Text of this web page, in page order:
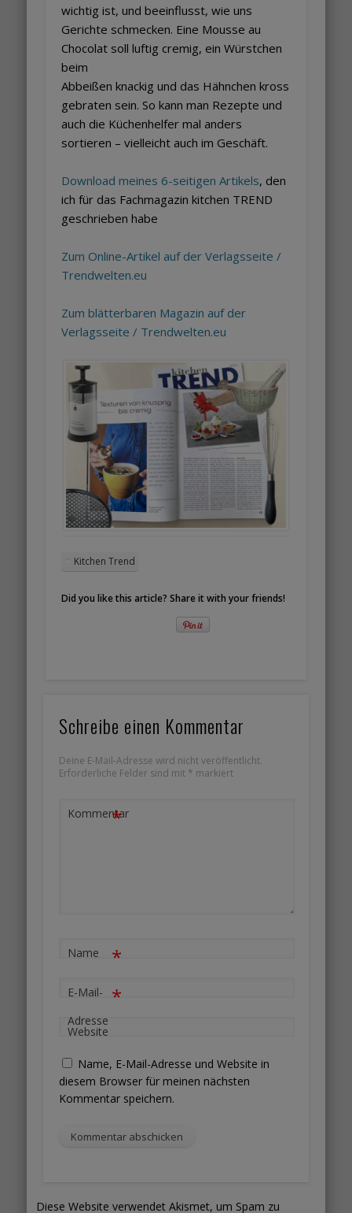
wichtig ist, und beeinflusst, wie uns
Gerichte schmecken. Eine Mousse au
Chocolat soll luftig cremig, ein Würstchen
beim
Abbeißen knackig und das Hähnchen kross
gebraten sein. So kann man Rezepte und
auch die Küchenhelfer mal anders
sortieren – vielleicht auch im Geschäft.
Download meines 6-seitigen Artikels, den
ich für das Fachmagazin kitchen TREND
geschrieben habe
Zum Online-Artikel auf der Verlagsseite /
Trendwelten.eu
Zum blätterbaren Magazin auf der
Verlagsseite / Trendwelten.eu
Kitchen Trend
Did you like this article? Share it with your friends!
Schreibe einen Kommentar
Deine E-Mail-Adresse wird nicht veröffentlicht.
Erforderliche Felder sind mit * markiert
Kommentar
*
Name *
E-Mail-
Adresse
*
Website
Name, E-Mail-Adresse und Website in
diesem Browser für meinen nächsten
Kommentar speichern.
Diese Website verwendet Akismet, um Spam zu